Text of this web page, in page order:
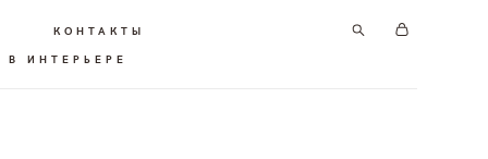
КОНТАКТЫ
В ИНТЕРЬЕРЕ